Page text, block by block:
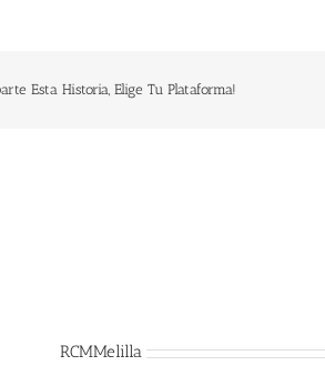
Esta Historia, Elige Tu Plataforma!
RCMMelilla